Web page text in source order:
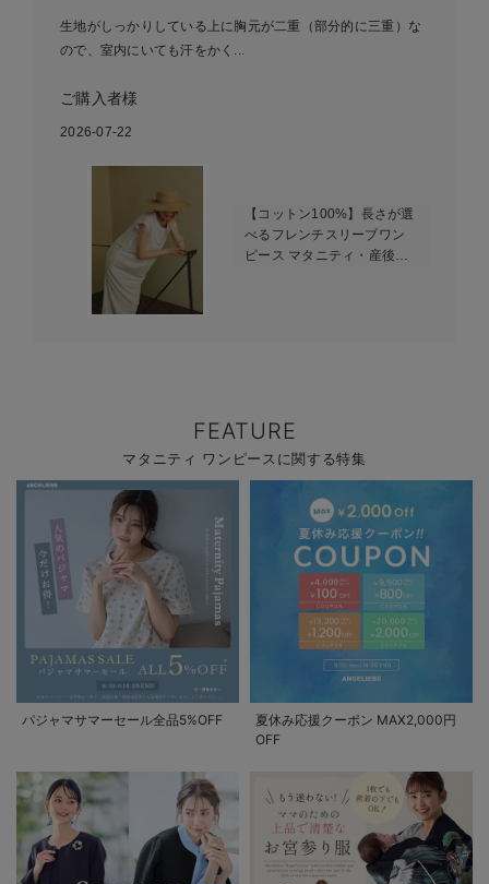
生地がしっかりしている上に胸元が二重（部分的に三重）な
ので、室内にいても汗をかく...
ご購入者様
2026-07-22
【コットン100%】長さが選
べるフレンチスリーブワン
ピース マタニティ・産後授
FEATURE
マタニティ ワンピースに関する特集
パジャマサマーセール全品5%OFF
夏休み応援クーポン MAX2,000円
OFF